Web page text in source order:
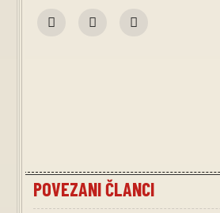
POVEZANI ČLANCI